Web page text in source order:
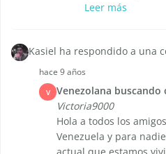
Leer más
Kasiel ha respondido a una
hace 9 años
V Venezolana
Victoria9000
Hola a todos los
Venezuela y para